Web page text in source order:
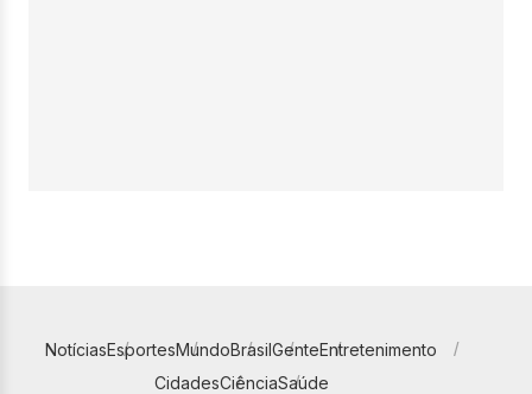
NotíciasEsportesMundoBrasilGenteEntretenimento
CidadesCiênciaSaúde